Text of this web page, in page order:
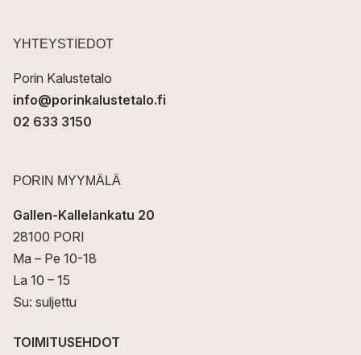
t
YHTEYSTIEDOT
Porin Kalustetalo
info@porinkalustetalo.fi
02 633 3150
PORIN MYYMÄLÄ
Gallen-Kallelankatu 20
28100 PORI
Ma – Pe 10-18
La 10 – 15
Su: suljettu
TOIMITUSEHDOT